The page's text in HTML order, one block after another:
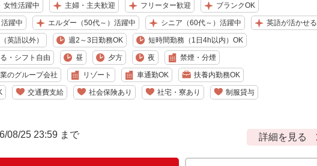
女性活躍中 主婦・主夫歓迎 フリーター歓迎 ブランクOK
躍中 エルダー（50代～）活躍中 シニア（60代～）活躍中 英語が活かせる
英語以外） 週2～3日勤務OK 短時間勤務（1日4h以内）OK
・シフト自由 昼 夕方 夜 禁煙・分煙
のグループ会社 リゾート 車通勤OK 扶養内勤務OK
交通費支給 社会保険あり 社宅・寮あり 制服貸与
08/25 23:59 まで 詳細を見る